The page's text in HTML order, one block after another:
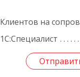
Клиентов на
1С:Специалист